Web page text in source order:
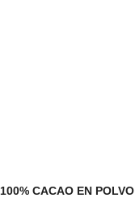
100% CACAO EN POLVO